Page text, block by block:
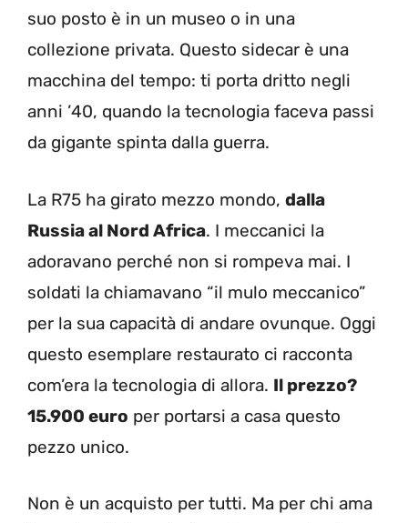
suo posto è in un museo o in una
collezione privata. Questo sidecar è una
macchina del tempo: ti porta dritto negli
anni ’40, quando la tecnologia faceva passi
da gigante spinta dalla guerra.
La R75 ha girato mezzo mondo, dalla
Russia al Nord Africa. I meccanici la
adoravano perché non si rompeva mai. I
soldati la chiamavano “il mulo meccanico”
per la sua capacità di andare ovunque. Oggi
questo esemplare restaurato ci racconta
com’era la tecnologia di allora. Il prezzo?
15.900 euro per portarsi a casa questo
pezzo unico.
Non è un acquisto per tutti. Ma per chi ama